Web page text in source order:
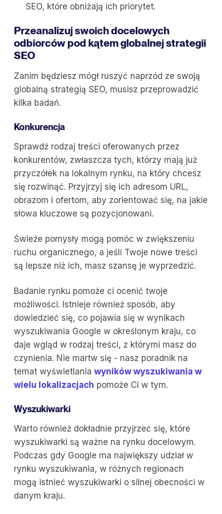
SEO, które obniżają ich priorytet.
Przeanalizuj swoich docelowych
odbiorców pod kątem globalnej strategii
SEO
Zanim będziesz mógł ruszyć naprzód ze swoją
globalną strategią SEO, musisz przeprowadzić
kilka badań.
Konkurencja
Sprawdź rodzaj treści oferowanych przez
konkurentów, zwłaszcza tych, którzy mają już
przyczółek na lokalnym rynku, na który chcesz
się rozwinąć. Przyjrzyj się ich adresom URL,
obrazom i ofertom, aby zorientować się, na jakie
słowa kluczowe są pozycjonowani.
Świeże pomysły mogą pomóc w zwiększeniu
ruchu organicznego, a jeśli Twoje nowe treści
są lepsze niż ich, masz szansę je wyprzedzić.
Badanie rynku pomoże ci ocenić twoje
możliwości. Istnieje również sposób, aby
dowiedzieć się, co pojawia się w wynikach
wyszukiwania Google w określonym kraju, co
daje wgląd w rodzaj treści, z którymi masz do
czynienia. Nie martw się - nasz poradnik na
temat wyświetlania wyników wyszukiwania w
wielu lokalizacjach pomoże Ci w tym.
Wyszukiwarki
Warto również dokładnie przyjrzeć się, które
wyszukiwarki są ważne na rynku docelowym.
Podczas gdy Google ma największy udział w
rynku wyszukiwania, w różnych regionach
mogą istnieć wyszukiwarki o silnej obecności w
danym kraju.